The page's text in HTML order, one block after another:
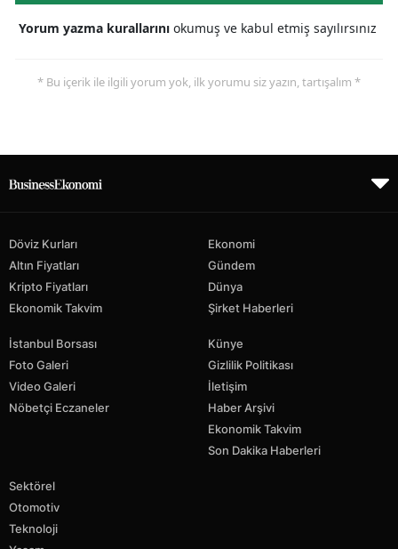
Yorum yazma kurallarını okumuş ve kabul etmiş sayılırsınız
* Bu içerik ile ilgili yorum yok, ilk yorumu siz yazın, tartışalım *
Döviz Kurları
Altın Fiyatları
Kripto Fiyatları
Ekonomik Takvim
Ekonomi
Gündem
Dünya
Şirket Haberleri
İstanbul Borsası
Foto Galeri
Video Galeri
Nöbetçi Eczaneler
Künye
Gizlilik Politikası
İletişim
Haber Arşivi
Ekonomik Takvim
Son Dakika Haberleri
Sektörel
Otomotiv
Teknoloji